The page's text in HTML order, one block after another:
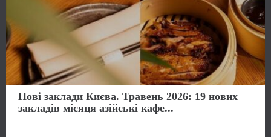
Нові заклади Києва. Травень 2026: 19 нових
закладів місяця азійські кафе...